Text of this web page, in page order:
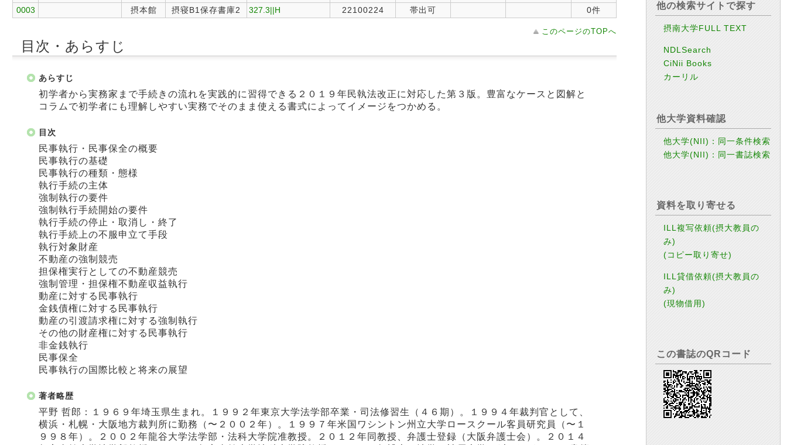
0003 摂本館 摂寝B1保存書庫2 327.3||H 22100224 帯出可 0件
このページのTOPへ
目次・あらすじ
あらすじ
初学者から実務家まで手続きの流れを実践的に習得できる２０１９年民執法改正に対応した第３版。豊富なケースと図解と
コラムで初学者にも理解しやすい実務でそのまま使える書式によってイメージをつかめる。
目次
民事執行・民事保全の概要
民事執行の基礎
民事執行の種類・態様
執行手続の主体
強制執行の要件
強制執行手続開始の要件
執行手続の停止・取消し・終了
執行手続上の不服申立て手段
執行対象財産
不動産の強制競売
担保権実行としての不動産競売
強制管理・担保権不動産収益執行
動産に対する民事執行
金銭債権に対する民事執行
動産の引渡請求権に対する強制執行
その他の財産権に対する民事執行
非金銭執行
民事保全
民事執行の国際比較と将来の展望
著者略歴
平野 哲郎：１９６９年埼玉県生まれ。１９９２年東京大学法学部卒業・司法修習生（４６期）。１９９４年裁判官として、
横浜・札幌・大阪地方裁判所に勤務（〜２００２年）。１９９７年米国ワシントン州立大学ロースクール客員研究員（〜１
９９８年）。２００２年龍谷大学法学部・法科大学院准教授。２０１２年同教授、弁護士登録（大阪弁護士会）。２０１４
他の検索サイトで探す
摂南大学FULL TEXT
NDLSearch
CiNii Books
カーリル
他大学資料確認
他大学(NII)：同一条件検索
他大学(NII)：同一書誌検索
資料を取り寄せる
ILL複写依頼(摂大教員の
み)
(コピー取り寄せ)
ILL貸借依頼(摂大教員の
み)
(現物借用)
この書誌のQRコード